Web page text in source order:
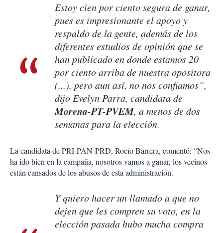
Estoy cien por ciento segura de ganar,
pues es impresionante el apoyo y
respaldo de la gente, además de los
diferentes estudios de opinión que se
han publicado en donde estamos 20
por ciento arriba de nuestra opositora
(...), pero aun así, no nos confiamos”,
dijo Evelyn Parra, candidata de
Morena-PT-PVEM, a menos de dos
semanas para la elección.
La candidata de PRI-PAN-PRD, Rocío Barrera, comentó: “Nos
ha ido bien en la campaña, nosotros vamos a ganar, los vecinos
están cansados de los abusos de esta administración.
Y quiero hacer un llamado a que no
dejen que les compren su voto, en la
elección pasada hubo mucha compra